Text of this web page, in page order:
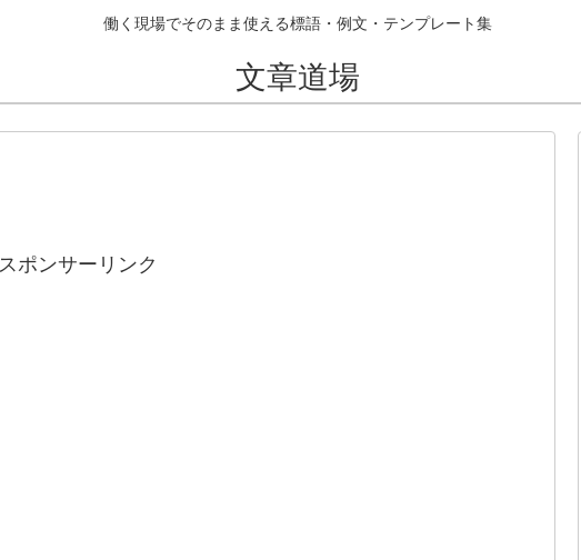
働く現場でそのまま使える標語・例文・テンプレート集
文章道場
スポンサーリンク